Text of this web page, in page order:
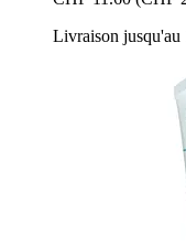
Livraison jusqu'au